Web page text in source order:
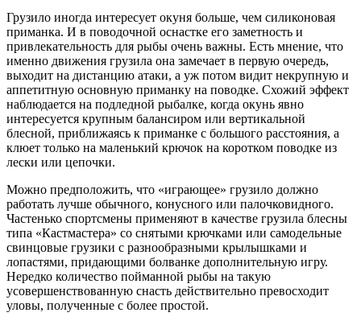
Грузило иногда интересует окуня больше, чем силиконовая
приманка. И в поводочной оснастке его заметность и
привлекательность для рыбы очень важны. Есть мнение, что
именно движения грузила она замечает в первую очередь,
выходит на дистанцию атаки, а уж потом видит некрупную и
аппетитную основную приманку на поводке. Схожий эффект
наблюдается на подледной рыбалке, когда окунь явно
интересуется крупным балансиром или вертикальной
блесной, приближаясь к приманке с большого расстояния, а
клюет только на маленький крючок на коротком поводке из
лески или цепочки.
Можно предположить, что «играющее» грузило должно
работать лучше обычного, конусного или палочковидного.
Частенько спортсмены применяют в качестве грузила блесны
типа «Кастмастера» со снятыми крючками или самодельные
свинцовые грузики с разнообразными крылышками и
лопастями, придающими болванке дополнительную игру.
Нередко количество пойманной рыбы на такую
усовершенствованную снасть действительно превосходит
уловы, полученные с более простой.